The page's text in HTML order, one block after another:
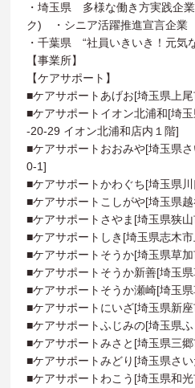
・埼玉県 多様な働き方実践企
ク) ・シニア活躍推進宣言企
・千葉県 “社員いきいき！元
【事業所】
【ケアサポート】
■ケアサポートあげお[埼玉県上
■ケアサポートイオン北浦和[埼
-20-29 イオン北浦和店内１階]
■ケアサポートおおみや[埼玉県
0-1]
■ケアサポートかわぐち[埼玉県
■ケアサポートこしがや[埼玉県
■ケアサポートさやま[埼玉県狭
■ケアサポートしき[埼玉県志木
■ケアサポートそうか[埼玉県草
■ケアサポートそうか新善[埼玉
■ケアサポートそうか瀬崎[埼玉
■ケアサポートにいざ[埼玉県新
■ケアサポートふじみの[埼玉県
■ケアサポートみさと[埼玉県三
■ケアサポートみどり[埼玉県さ
■ケアサポートわこう[埼玉県和